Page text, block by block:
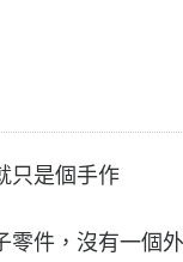
只是個手作
件，沒有一個